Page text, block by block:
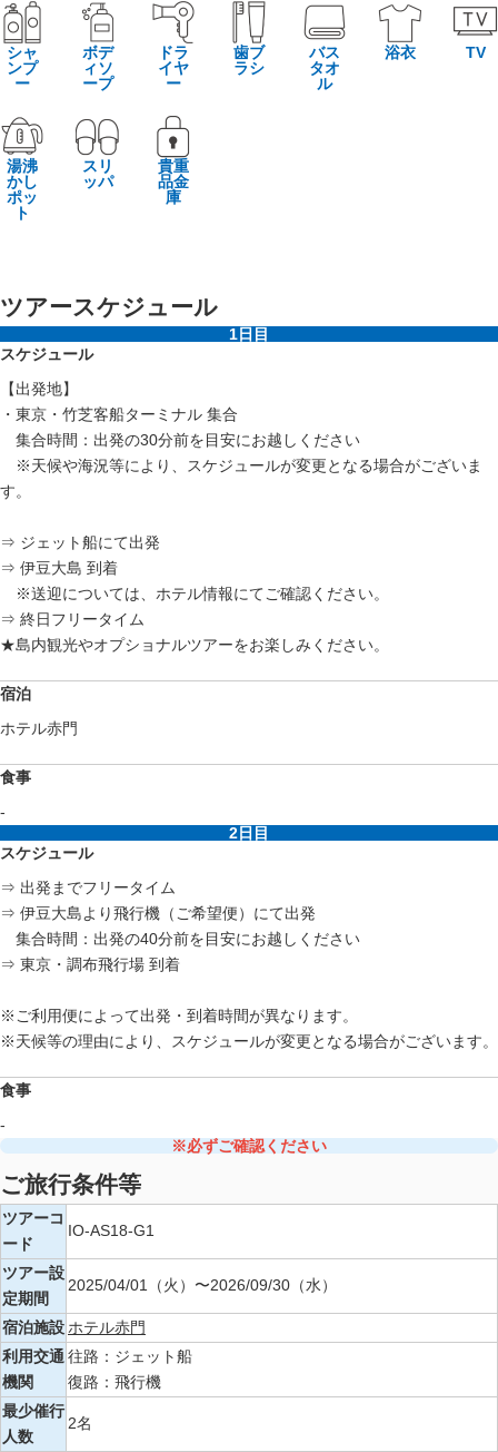
シャ
ンプ
ー
ボデ
ィソ
ープ
ドラ
イヤ
ー
歯ブ
ラシ
バス
タオ
ル
浴衣 TV
湯沸
かし
ポッ
ト
スリ
ッパ
貴重
品金
庫
ツアースケジュール
1日目
スケジュール
【出発地】
・東京・竹芝客船ターミナル 集合
集合時間：出発の30分前を目安にお越しください
※天候や海況等により、スケジュールが変更となる場合がございま
す。
⇒ ジェット船にて出発
⇒ 伊豆大島 到着
※送迎については、ホテル情報にてご確認ください。
⇒ 終日フリータイム
★島内観光やオプショナルツアーをお楽しみください。
宿泊
ホテル赤門
食事
-
2日目
スケジュール
⇒ 出発までフリータイム
⇒ 伊豆大島より飛行機（ご希望便）にて出発
集合時間：出発の40分前を目安にお越しください
⇒ 東京・調布飛行場 到着
※ご利用便によって出発・到着時間が異なります。
※天候等の理由により、スケジュールが変更となる場合がございます。
食事
-
※必ずご確認ください
ご旅行条件等
ツアーコ
ード
IO-AS18-G1
ツアー設
定期間
2025/04/01（火）〜2026/09/30（水）
宿泊施設 ホテル赤門
利用交通
機関
往路：ジェット船
復路：飛行機
最少催行
人数
2名